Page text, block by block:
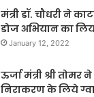
मंत्री डॉ. चौधरी ने
डोज अभियान का
January 12, 2022
ऊर्जा मंत्री श्री
निराकरण के लिये